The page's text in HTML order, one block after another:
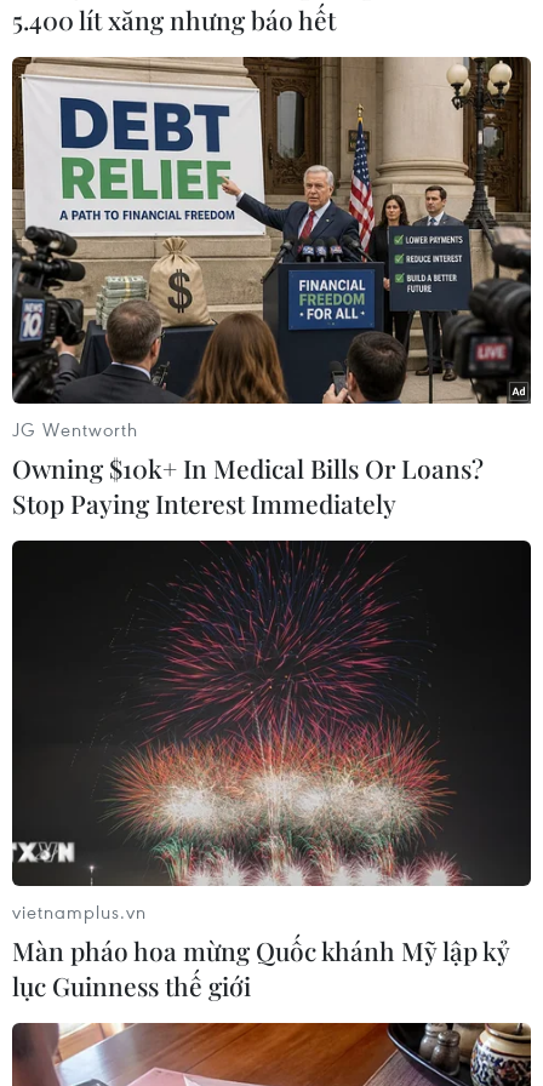
#COVID-19 #Bộ Y tế
#Ca mắc mới
#Bệnh nhân khỏi bệnh
Theo dõi VietnamPlus
TIN LIÊN QUAN
Ngày 13/9, Việt Nam ghi nhận 11.172 ca
nhiễm mới, 298 ca tử vong
5.400 lít xăng nhưng báo hết
JG Wentworth
Owning $10k+ In Medical Bills Or Loans?
Stop Paying Interest Immediately
vietnamplus.vn
Màn pháo hoa mừng Quốc khánh Mỹ lập kỷ
lục Guinness thế giới